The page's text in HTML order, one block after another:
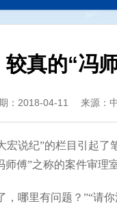
较真的“冯
：2018-04-11 来源：
说纪”的栏目引起
傅”之称的案件审理
，哪里有问题？”“